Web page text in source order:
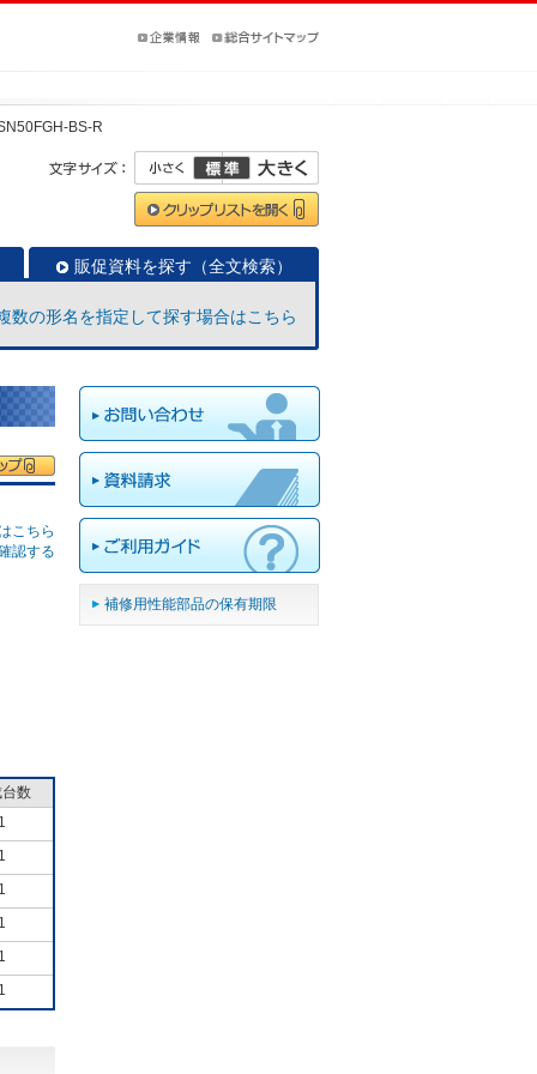
BS-R
販促資料を探す（全文検索）
数の形名を指定して探す場合はこちら
こちら
認する
数
1
1
1
1
1
1
補修用性能部品の保有期限